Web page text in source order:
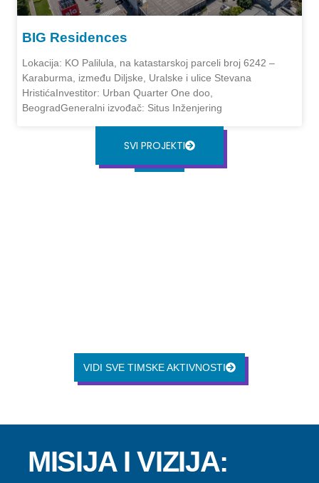
BIG Residences
Lokacija: KO Palilula, na katastarskoj parceli broj 6242 –
Karaburma, između Diljske, Uralske i ulice Stevana
HristićaInvestitor: Urban Quarter One doo,
BeogradGeneralni izvođač: Situs Inženjering
SVI PROJEKTI
VIDI SVE TIMSKE AKTIVNOSTI
MISIJA I VIZIJA: